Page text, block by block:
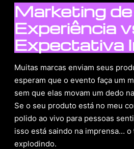
Marketing de
Experiência
Expectativa
Muitas marcas enviam seus
esperam que o evento faça um
sem que elas movam um dedo
Se o seu produto está no meu
polido ao vivo para pessoas
isso está saindo na imprensa… o
explodindo.